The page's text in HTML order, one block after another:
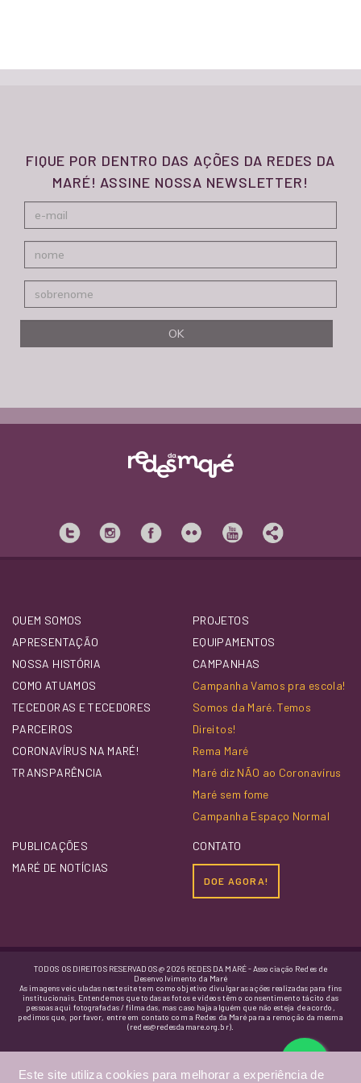
FIQUE POR DENTRO DAS AÇÕES DA REDES DA
MARÉ! ASSINE NOSSA NEWSLETTER!
QUEM SOMOS
APRESENTAÇÃO
NOSSA HISTÓRIA
COMO ATUAMOS
TECEDORAS E TECEDORES
PARCEIROS
CORONAVÍRUS NA MARÉ!
TRANSPARÊNCIA
PROJETOS
EQUIPAMENTOS
CAMPANHAS
Campanha Vamos pra escola!
Somos da Maré. Temos
Direitos!
Rema Maré
Maré diz NÃO ao Coronavírus
Maré sem fome
Campanha Espaço Normal
PUBLICAÇÕES
MARÉ DE NOTÍCIAS
CONTATO
DOE AGORA!
TODOS OS DIREITOS RESERVADOS @ 2026 REDES DA MARÉ - Associação Redes de
Desenvolvimento da Maré
As imagens veiculadas neste site tem como objetivo divulgar as ações realizadas para fins
institucionais. Entendemos que todas as fotos e vídeos têm o consentimento tácito das
pessoas aqui fotografadas / filmadas, mas caso haja alguém que não esteja de acordo,
pedimos que, por favor, entre em contato com a Redes da Maré para a remoção da mesma
(redes@redesdamare.org.br).
Este site utiliza cookies para melhorar a experiência de